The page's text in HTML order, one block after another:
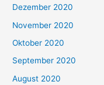
Dezember 2020
November 2020
Oktober 2020
September 2020
August 2020